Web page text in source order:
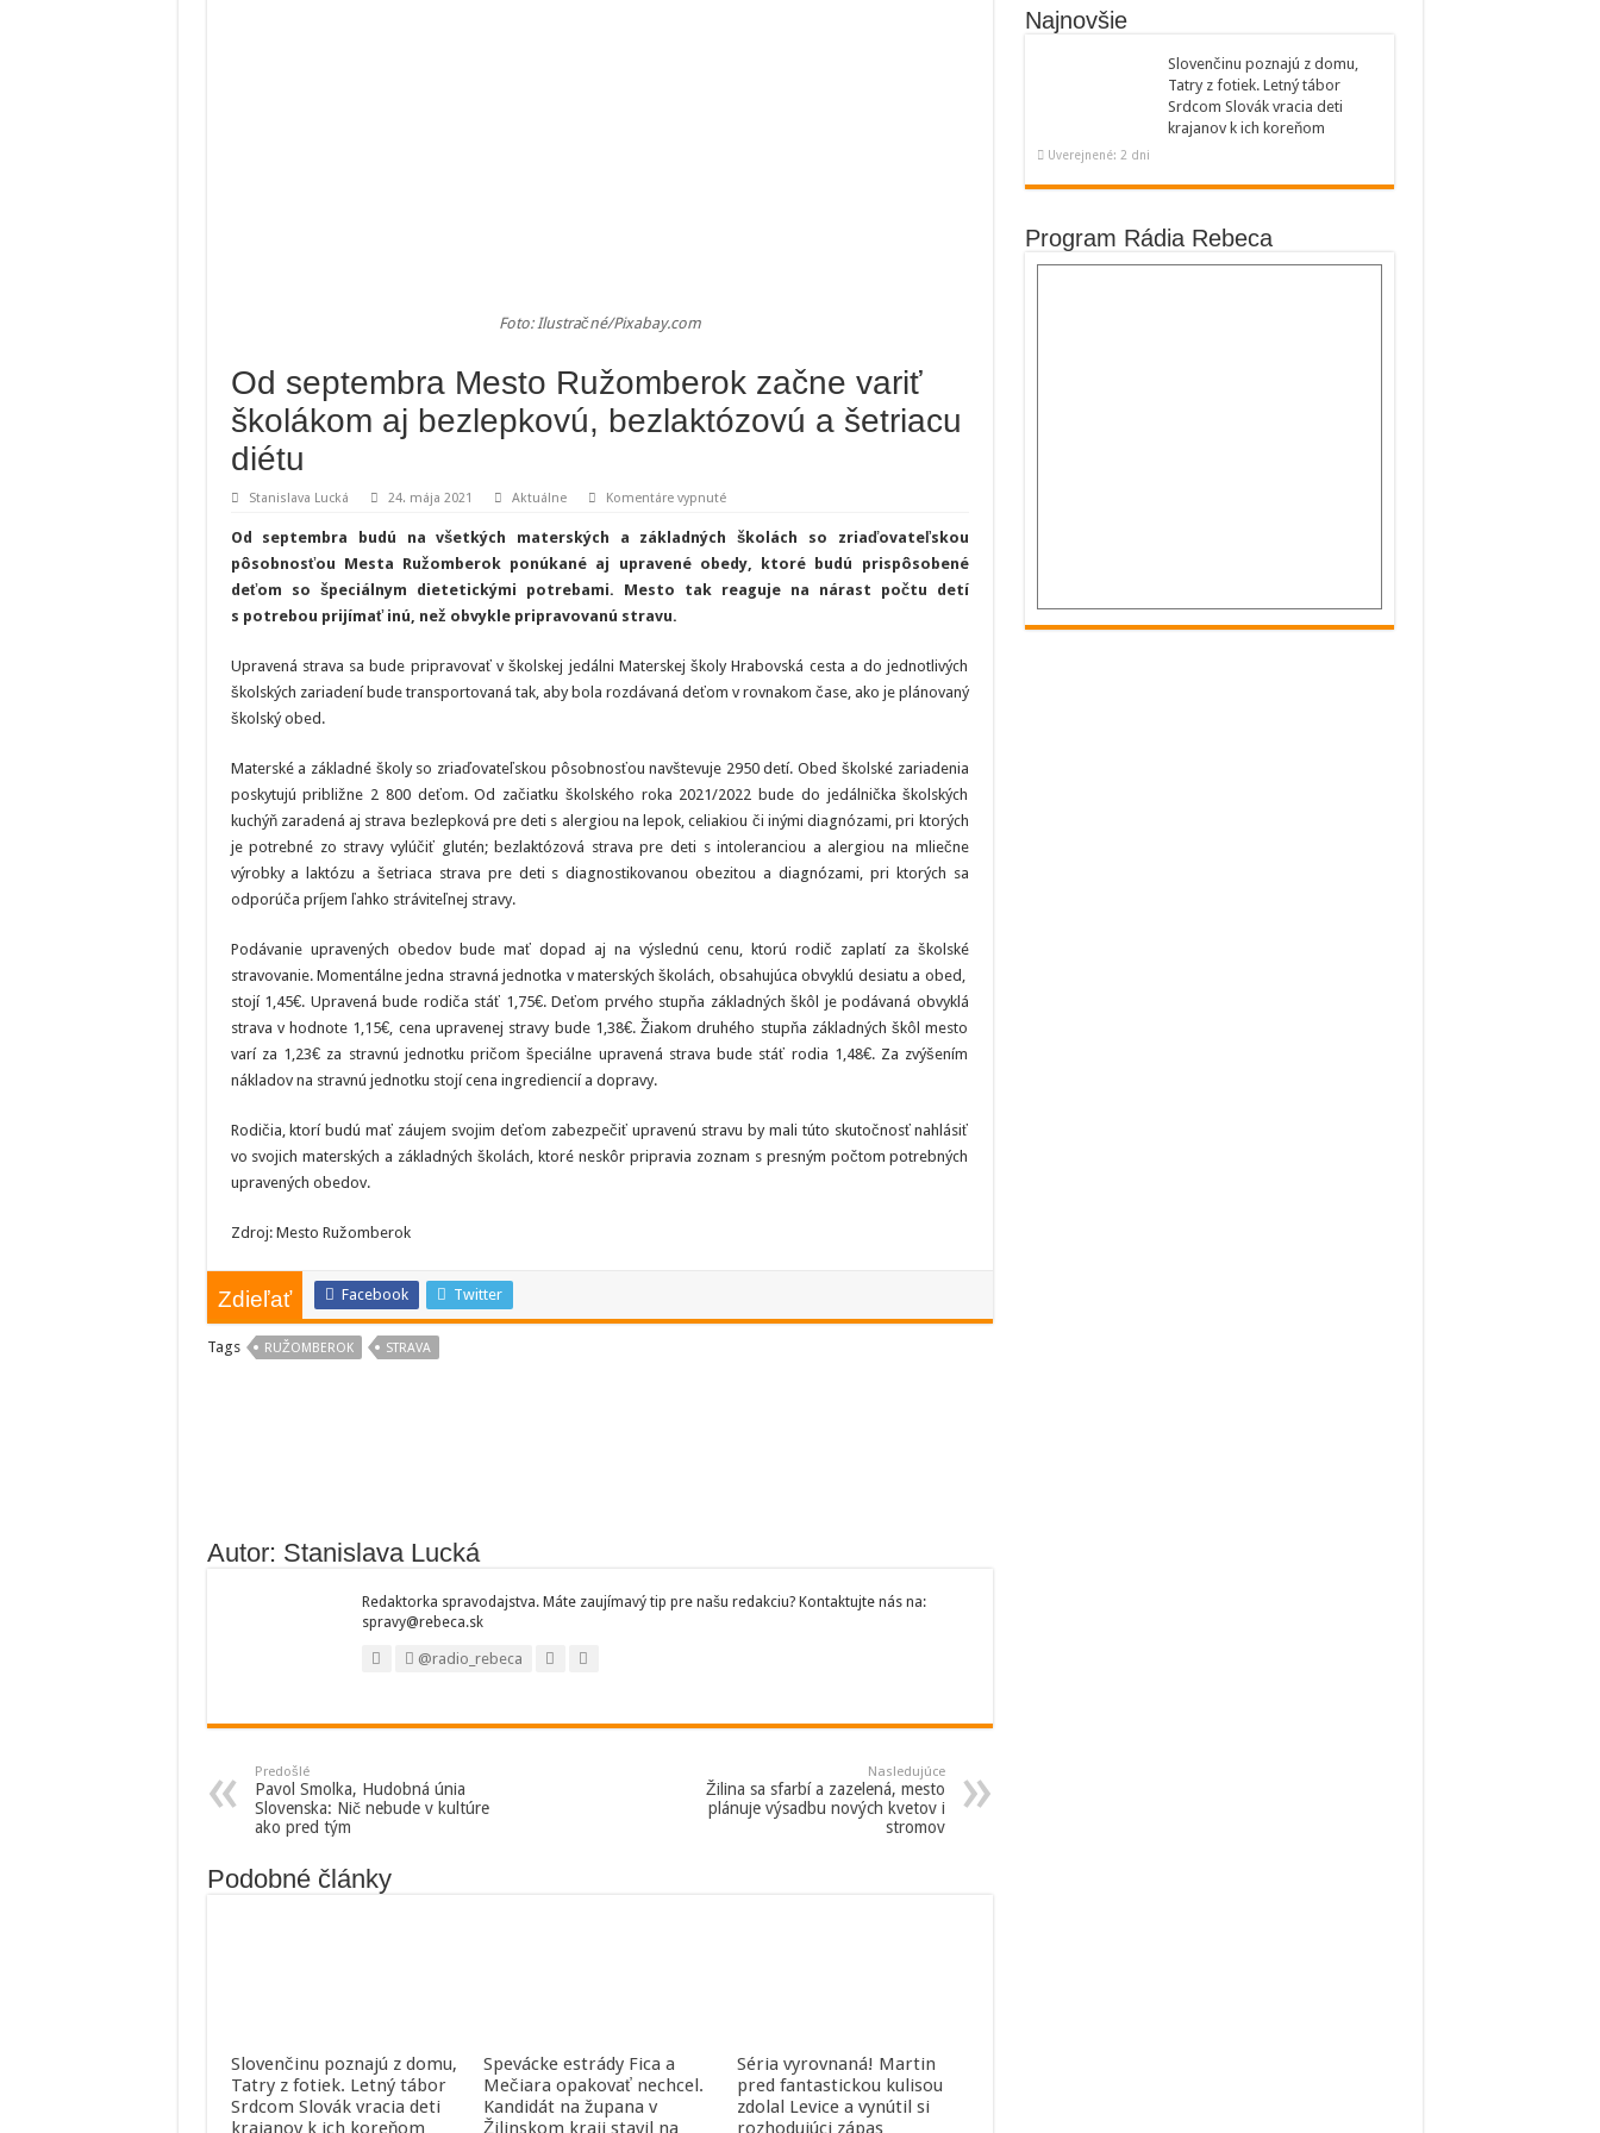
Foto: Ilustračné/Pixabay.com
Od septembra Mesto Ružomberok začne variť
školákom aj bezlepkovú, bezlaktózovú a šetriacu
diétu
Stanislava Lucká 24. mája 2021 Aktuálne Komentáre vypnuténa
septembra
Mesto
Ružomberok
začne
variť
a šetriacu
Od septembra budú na všetkých materských a základných školách so zriaďovateľskou
pôsobnosťou Mesta Ružomberok ponúkané aj upravené obedy, ktoré budú prispôsobené
deťom so špeciálnym dietetickými potrebami. Mesto tak reaguje na nárast počtu detí
s potrebou prijímať inú, než obvykle pripravovanú stravu.
Upravená strava sa bude pripravovať v školskej jedálni Materskej školy Hrabovská cesta a do jednotlivých
školských zariadení bude transportovaná tak, aby bola rozdávaná deťom v rovnakom čase, ako je plánovaný
školský obed.
Materské a základné školy so zriaďovateľskou pôsobnosťou navštevuje 2950 detí. Obed školské zariadenia
poskytujú približne 2 800 deťom. Od začiatku školského roka 2021/2022 bude do jedálnička školských
kuchýň zaradená aj strava bezlepková pre deti s alergiou na lepok, celiakiou či inými diagnózami, pri ktorých
je potrebné zo stravy vylúčiť glutén; bezlaktózová strava pre deti s intoleranciou a alergiou na mliečne
výrobky a laktózu a šetriaca strava pre deti s diagnostikovanou obezitou a diagnózami, pri ktorých sa
odporúča príjem ľahko stráviteľnej stravy.
Podávanie upravených obedov bude mať dopad aj na výslednú cenu, ktorú rodič zaplatí za školské
stravovanie. Momentálne jedna stravná jednotka v materských školách, obsahujúca obvyklú desiatu a obed,
stojí 1,45€. Upravená bude rodiča stáť 1,75€. Deťom prvého stupňa základných škôl je podávaná obvyklá
strava v hodnote 1,15€, cena upravenej stravy bude 1,38€. Žiakom druhého stupňa základných škôl mesto
varí za 1,23€ za stravnú jednotku pričom špeciálne upravená strava bude stáť rodia 1,48€. Za zvýšením
nákladov na stravnú jednotku stojí cena ingrediencií a dopravy.
Rodičia, ktorí budú mať záujem svojim deťom zabezpečiť upravenú stravu by mali túto skutočnosť nahlásiť
vo svojich materských a základných školách, ktoré neskôr pripravia zoznam s presným počtom potrebných
upravených obedov.
Zdroj: Mesto Ružomberok
Zdieľať Facebook Twitter
Tags RUŽOMBEROK STRAVA
Autor: Stanislava Lucká
Redaktorka spravodajstva. Máte zaujímavý tip pre našu redakciu? Kontaktujte nás na:
spravy@rebeca.sk
@radio_rebeca
Predošlé
Pavol Smolka, Hudobná únia
Slovenska: Nič nebude v kultúre
ako pred tým
Nasledujúce
Žilina sa sfarbí a zazelená, mesto
plánuje výsadbu nových kvetov i
stromov
Podobné články
Slovenčinu poznajú z domu,
Tatry z fotiek. Letný tábor
Srdcom Slovák vracia deti
krajanov k ich koreňom
Spevácke estrády Fica a
Mečiara opakovať nechcel.
Kandidát na župana v
Žilinskom kraji stavil na
Séria vyrovnaná! Martin
pred fantastickou kulisou
zdolal Levice a vynútil si
rozhodujúci zápas
Najnovšie
Slovenčinu poznajú z domu,
Tatry z fotiek. Letný tábor
Srdcom Slovák vracia deti
krajanov k ich koreňom
Uverejnené: 2 dni
Program Rádia Rebeca